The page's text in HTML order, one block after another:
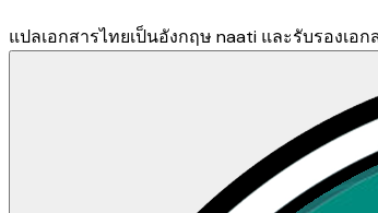
แปลเอกสารไทยเป็นอังกฤษ naati และรับรองเ